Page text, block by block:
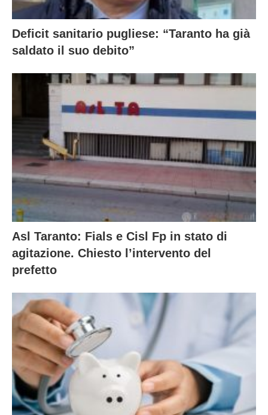
Deficit sanitario pugliese: “Taranto ha già
saldato il suo debito”
Asl Taranto: Fials e Cisl Fp in stato di
agitazione. Chiesto l’intervento del
prefetto